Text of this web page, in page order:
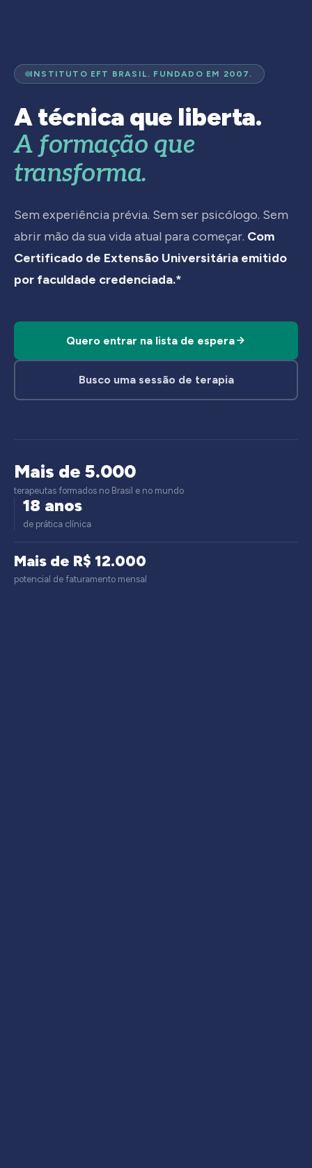
INSTITUTO EFT BRASIL. FUNDADO EM 2007.
A técnica que liberta.
A formação que
transforma.
Sem experiência prévia. Sem ser psicólogo. Sem
abrir mão da sua vida atual para começar. Com
Certificado de Extensão Universitária emitido
por faculdade credenciada.*
Quero entrar na lista de espera
Busco uma sessão de terapia
Mais de 5.000
terapeutas formados no Brasil e no mundo
18 anos
de prática clínica
Mais de R$ 12.000
potencial de faturamento mensal